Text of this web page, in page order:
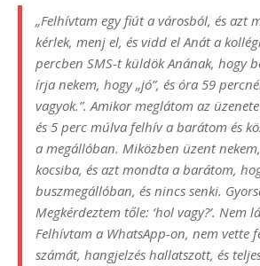
„Felhívtam egy fiút a városból, és azt
kérlek, menj el, és vidd el Anát a
percben SMS-t küldök Anának, hogy
írja nekem, hogy „jó”, és óra 59
vagyok.”. Amikor meglátom az
és 5 perc múlva felhív a barátom és
a megállóban. Miközben üzent
kocsiba, és azt mondta a barátom,
buszmegállóban, és nincs senki.
Megkérdeztem tőle: ‘hol vagy?’. Nem
Felhívtam a WhatsApp-on, nem vette
számát, hangjelzés hallatszott, és